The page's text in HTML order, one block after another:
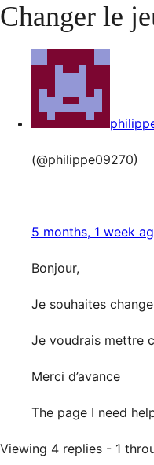
Changer le
(@philippe09270)
5 months, 1 week
Bonjour,
Je souhaites
Je voudrais mettre
Merci d’avance
The page I need
Viewing 4 replies - 1